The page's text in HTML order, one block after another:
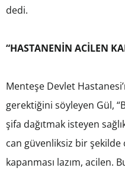
dedi.
“HASTANENİN ACİLEN
Menteşe Devlet
gerektiğini söyleyen Gül,
şifa dağıtmak isteyen
can güvenliksiz bir şekilde
kapanması lazım, acilen.